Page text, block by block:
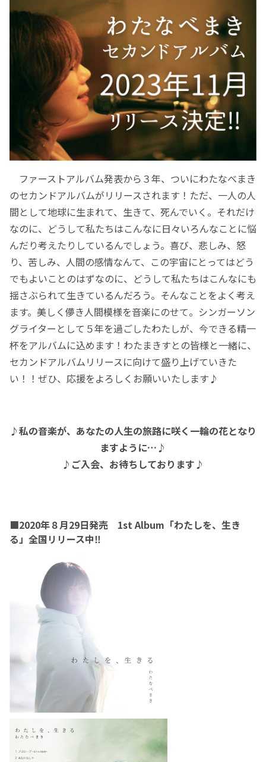
ファーストアルバム発表から３年、ついにわたなべまき
のセカンドアルバムがリリースされます！ただ、一人の人
間として地球に生まれて、生きて、死んでいく。それだけ
なのに、どうして私たちはこんなに日々いろんなことに悩
んだり考えたりしているんでしょう。喜び、悲しみ、怒
り、苦しみ、人間の感情なんて、この宇宙にとってはどう
でもよいことのはずなのに、どうして私たちはこんなにも
揺さぶられて生きているんだろう。そんなことをよく考え
ます。美しく儚き人間模様を音楽にのせて。シンガーソン
グライターとして５年を過ごしたわたしが、今できる精一
杯をアルバムに込めます！わたまきすとの皆様と一緒に、
セカンドアルバムリリースに向けて盛り上げていきた
い！！ぜひ、応援をよろしくお願いいたします♪
♪私の音楽が、あなたの人生の旅路に咲く一輪の花となり
ますように…♪
♪ご入会、お待ちしております♪
■2020年８月29日発売 1st Album「わたしを、生き
る」全国リリース中‼